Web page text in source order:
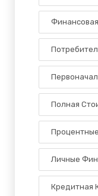
Полная
Личные
Кредитная